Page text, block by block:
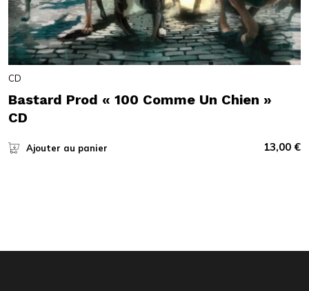
CD
Bastard Prod « 100 Comme Un Chien »
CD
Ajouter au panier 13,00 €